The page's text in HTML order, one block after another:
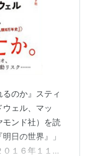
のか』スティ
ェル、マッ
モンド社）を読
日の世界』」
１６年１１月